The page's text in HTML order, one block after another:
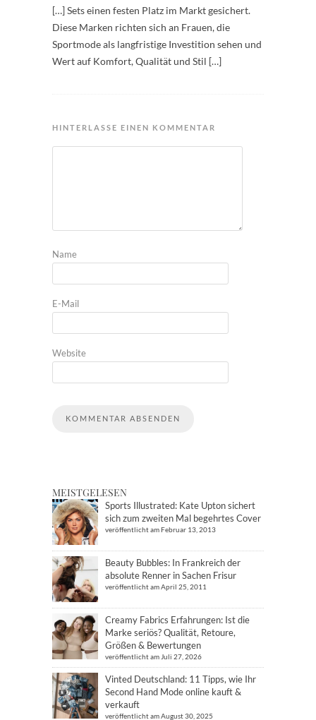
[…] Sets einen festen Platz im Markt gesichert.
Diese Marken richten sich an Frauen, die
Sportmode als langfristige Investition sehen und
Wert auf Komfort, Qualität und Stil […]
HINTERLASSE EINEN KOMMENTAR
Name
E-Mail
Website
MEISTGELESEN
Sports Illustrated: Kate Upton sichert
sich zum zweiten Mal begehrtes Cover
veröffentlicht am Februar 13, 2013
Beauty Bubbles: In Frankreich der
absolute Renner in Sachen Frisur
veröffentlicht am April 25, 2011
Creamy Fabrics Erfahrungen: Ist die
Marke seriös? Qualität, Retoure,
Größen & Bewertungen
veröffentlicht am Juli 27, 2026
Vinted Deutschland: 11 Tipps, wie Ihr
Second Hand Mode online kauft &
verkauft
veröffentlicht am August 30, 2025